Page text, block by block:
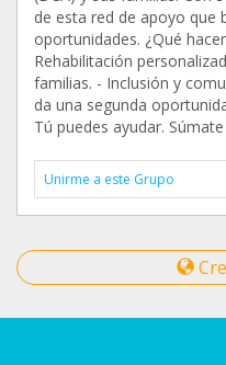
de esta red de apoyo que
oportunidades. ¿Qué
Rehabilitación
familias. - Inclusión y
da una segunda
Tú puedes ayudar. Súmate
Unirme a este Grupo